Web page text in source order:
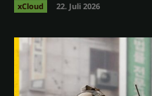
xCloud 22. Juli 2026